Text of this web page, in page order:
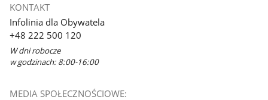
KONTAKT
Infolinia dla Obywatela
+48 222 500 120
W dni robocze
w godzinach: 8:00-16:00
MEDIA SPOŁECZNOŚCIOWE: